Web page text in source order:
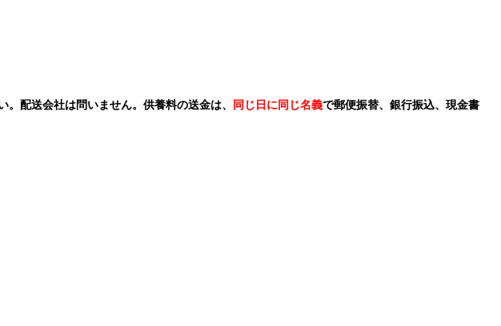
配送会社は問いません。供養料の送金は、
同じ日に同じ名義で郵便振替、銀行振込、現金書